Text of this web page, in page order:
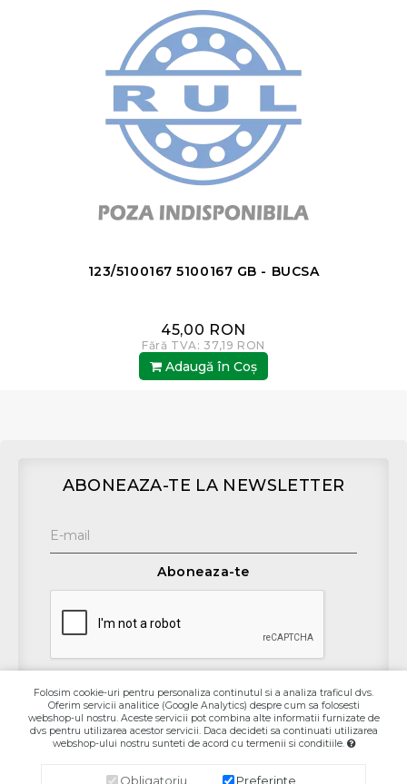
123/5100167 5100167 GB - BUCSA
45,00 RON
Fără TVA: 37,19 RON
Adaugă în Coş
ABONEAZA-TE LA NEWSLETTER
Aboneaza-te
Contact
Folosim cookie-uri pentru personaliza continutul si a analiza traficul dvs.
Oferim servicii analitice (Google Analytics) despre cum sa folosesti
webshop-ul nostru. Aceste servicii pot combina alte informatii furnizate de
dvs pentru utilizarea acestor servicii. Daca decideti sa continuati utilizarea
webshop-ului nostru sunteti de acord cu termenii si conditiile.
Obligatoriu Preferinte